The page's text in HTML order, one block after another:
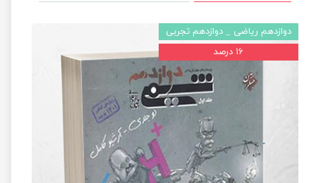
دوازدهم ریاضی _ دوازدهم تجربی
۱۶ درصد